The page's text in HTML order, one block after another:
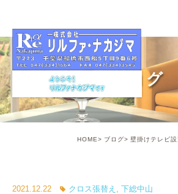
ブログ
HOME ブログ 壁掛けテレビ
2021.12.22 クロス張替え , 下総中山